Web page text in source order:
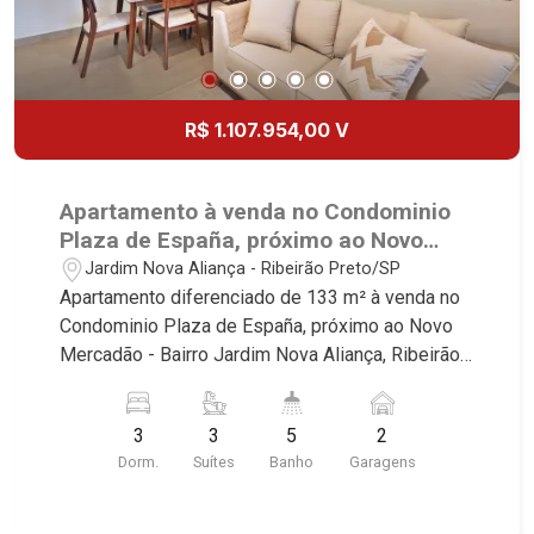
R$ 1.107.954,00 V
Apartamento à venda no Condominio
Plaza de España, próximo ao Novo
Mercadão - Ribeirão Preto/SP.
Jardim Nova Aliança - Ribeirão Preto/SP
Apartamento diferenciado de 133 m² à venda no
Condominio Plaza de España, próximo ao Novo
Mercadão - Bairro Jardim Nova Aliança, Ribeirão
imóvel que a Martinelli Imobiliária selecionou
para você: - 143m² de area util - 03 suites - Sala
02 ambientes com Open View - Lavabo - Cozinha
3
Dorm.
3
Suítes
5
Banho
2
Garagens